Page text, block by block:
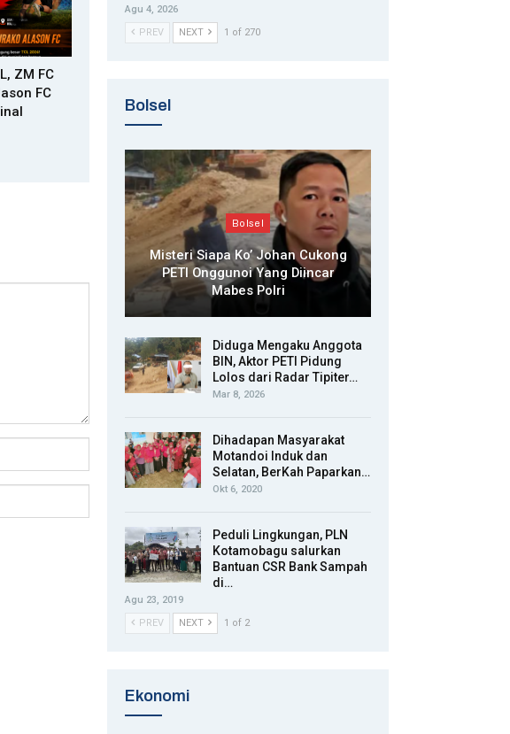
ZM FC
FC
Agu 4, 2026
PREV
NEXT 1 of 270
Bolsel
Bolsel
Misteri Siapa Ko’ Johan Cukong
PETI Onggunoi Yang Diincar
Mabes Polri
Diduga Mengaku Anggota
BIN, Aktor PETI Pidung
Lolos dari Radar Tipiter…
Mar 8, 2026
Dihadapan Masyarakat
Motandoi Induk dan
Selatan, BerKah Paparkan…
Okt 6, 2020
Peduli Lingkungan, PLN
Kotamobagu salurkan
Bantuan CSR Bank Sampah
di…
Agu 23, 2019
PREV
NEXT 1 of 2
Ekonomi